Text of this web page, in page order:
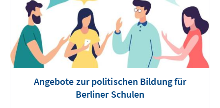
Angebote zur politischen Bildung für
Berliner Schulen